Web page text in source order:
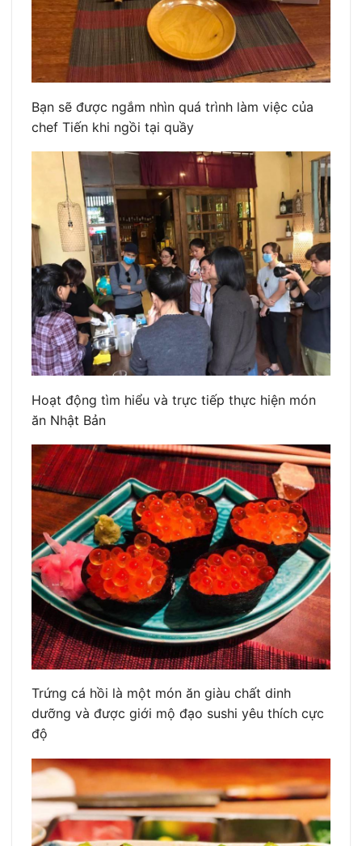
Bạn sẽ được ngắm nhìn quá trình làm việc của
chef Tiến khi ngồi tại quầy
Hoạt động tìm hiểu và trực tiếp thực hiện món
ăn Nhật Bản
Trứng cá hồi là một món ăn giàu chất dinh
dưỡng và được giới mộ đạo sushi yêu thích cực
độ